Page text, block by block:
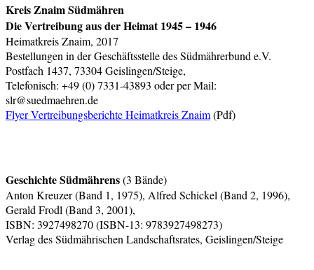
Kreis Znaim Südmähren
Die Vertreibung aus der Heimat 1945 – 1946
Heimatkreis Znaim, 2017
Bestellungen in der Geschäftsstelle des Südmährerbund e.V.
Postfach 1437, 73304 Geislingen/Steige,
Telefonisch: +49 (0) 7331-43893 oder per Mail:
slr@suedmaehren.de
Flyer Vertreibungsberichte Heimatkreis Znaim(Pdf)
Geschichte Südmährens(3 Bände)
Anton Kreuzer (Band 1, 1975), Alfred Schickel (Band 2, 1996),
Gerald Frodl (Band 3, 2001),
ISBN: 3927498270 (ISBN-13: 9783927498273)
Verlag des Südmährischen Landschaftsrates, Geislingen/Steige